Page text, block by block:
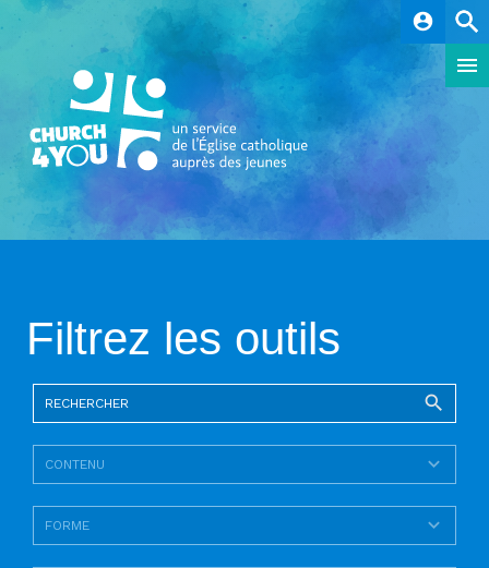
account_circle
Filtrez les outils